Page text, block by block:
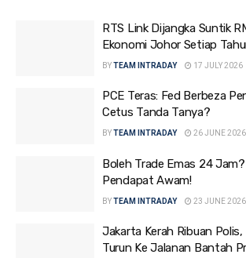
RTS Link Dijangka Suntik
Ekonomi Johor Setiap
BYTEAM INTRADAY 17 JULY 2026
PCE Teras: Fed Berbeza
Cetus Tanda Tanya?
BYTEAM INTRADAY 26 JUNE 2026
Boleh Trade Emas 24
Pendapat Awam!
BYTEAM INTRADAY 23 JUNE 2026
Jakarta Kerah Ribuan
Turun Ke Jalanan Bantah